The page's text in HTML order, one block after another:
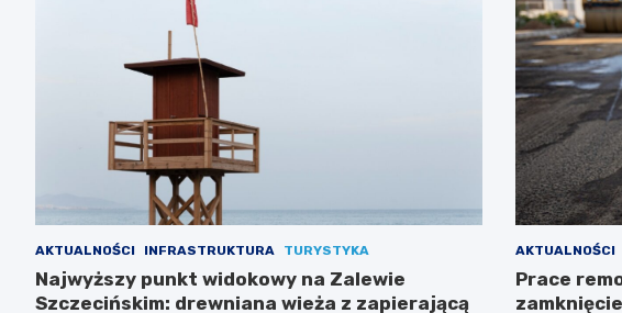
AKTUALNOŚCI INFRASTRUKTURA TURYSTYKA
Najwyższy punkt widokowy na Zalewie
Szczecińskim: drewniana wieża z zapierającą
AKTUALNOŚCI
Prace